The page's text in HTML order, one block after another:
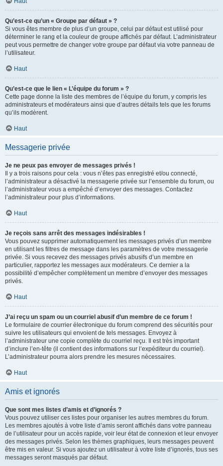
Qu’est-ce qu’un « Groupe par défaut » ?
Si vous êtes membre de plus d’un groupe, celui par défaut est utilisé pour
déterminer le rang et la couleur de groupe affichés par défaut. L’administrateur
peut vous permettre de changer votre groupe par défaut via votre panneau de
l’utilisateur.
Haut
Qu’est-ce que le lien « L’équipe du forum » ?
Cette page donne la liste des membres de l’équipe du forum, y compris les
administrateurs et modérateurs ainsi que d’autres détails tels que les forums
qu’ils modèrent.
Haut
Messagerie privée
Je ne peux pas envoyer de messages privés !
Il y a trois raisons pour cela : vous n’êtes pas enregistré et/ou connecté,
l’administrateur a désactivé la messagerie privée sur l’ensemble du forum, ou
l’administrateur vous a empêché d’envoyer des messages. Contactez
l’administrateur pour plus d’informations.
Haut
Je reçois sans arrêt des messages indésirables !
Vous pouvez supprimer automatiquement les messages privés d’un membre
en utilisant les filtres de message dans les paramètres de votre messagerie
privée. Si vous recevez des messages privés abusifs d’un membre en
particulier, rapportez les messages aux modérateurs. Ce dernier a la
possibilité d’empêcher complètement un membre d’envoyer des messages
privés.
Haut
J’ai reçu un spam ou un courriel abusif d’un membre de ce forum !
Le formulaire de courrier électronique du forum comprend des sécurités pour
suivre les utilisateurs qui envoient de tels messages. Envoyez à
l’administrateur une copie complète du courriel reçu. Il est très important
d’inclure l’en-tête (il contient des informations sur l’expéditeur du courriel).
L’administrateur pourra alors prendre les mesures nécessaires.
Haut
Amis et ignorés
Que sont mes listes d’amis et d’ignorés ?
Vous pouvez utiliser ces listes pour organiser les autres membres du forum.
Les membres ajoutés à votre liste d’amis seront affichés dans votre panneau
de l’utilisateur pour un accès rapide, voir leur état de connexion et leur envoyer
des messages privés. Selon les thèmes graphiques, leurs messages peuvent
être mis en valeur. Si vous ajoutez un utilisateur à votre liste d’ignorés, tous ses
messages seront masqués par défaut.